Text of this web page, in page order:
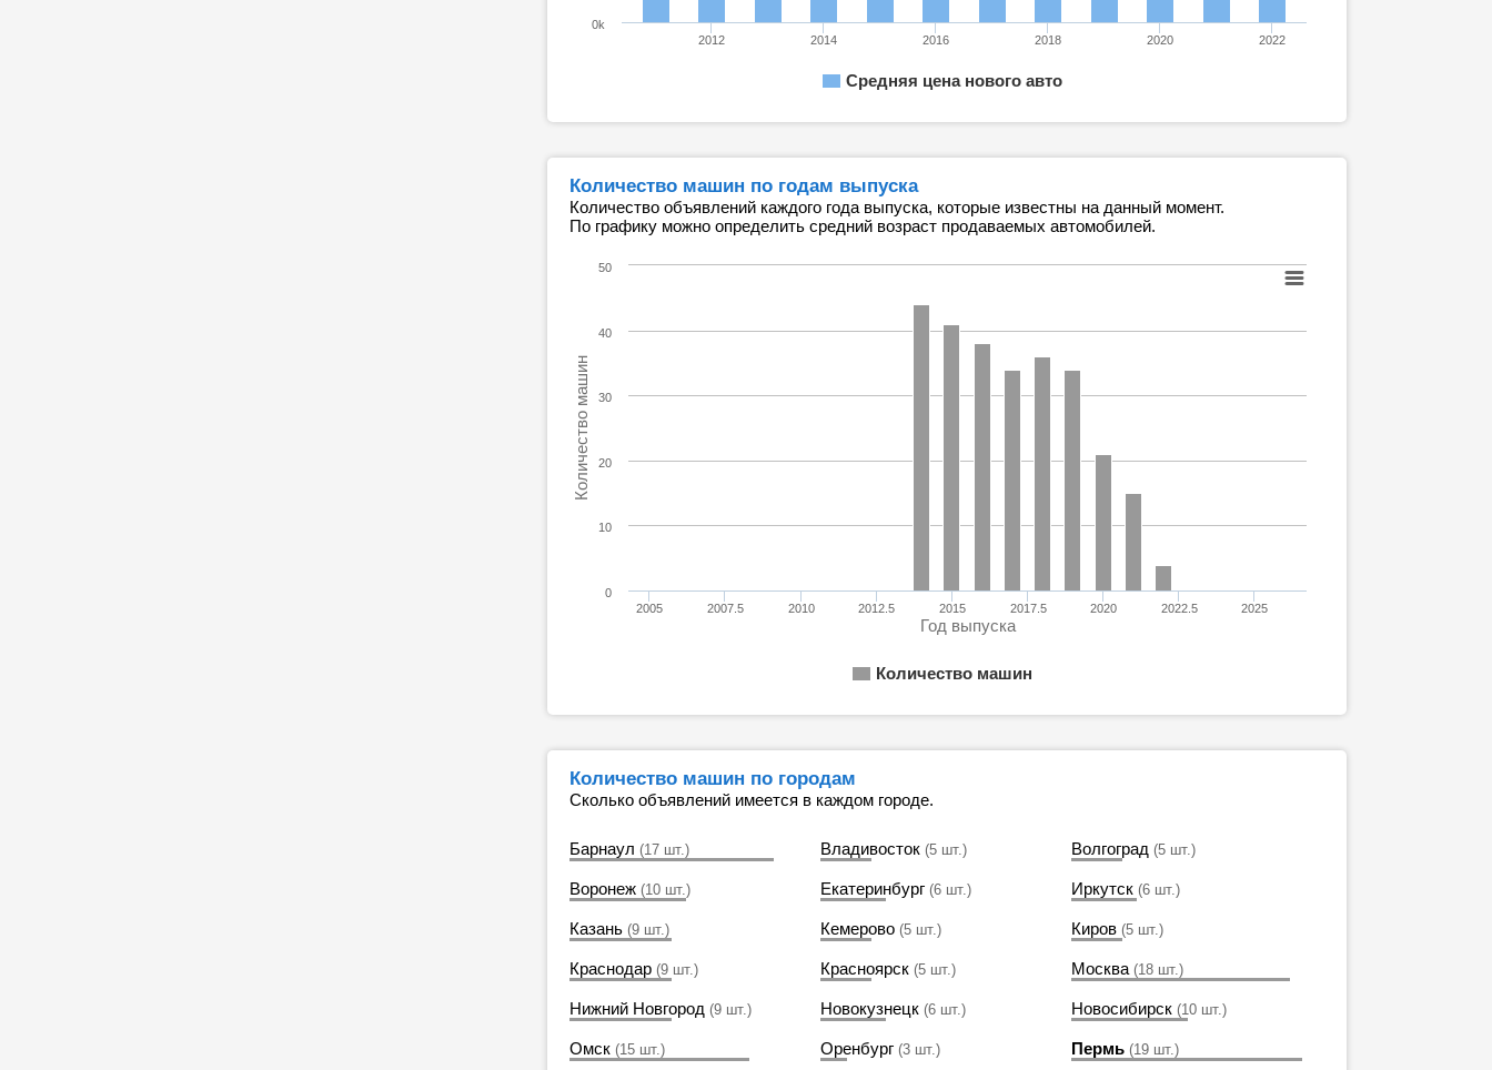
Средняя цена нового авто
2012 2014 2016 2018 2020 2022
0k
Количество машин по годам выпуска
Количество объявлений каждого года выпуска, которые известны на данный момент.
По графику можно определить средний возраст продаваемых автомобилей.
Год выпуска
Количество машин
Количество машин
2005 2007.5 2010 2012.5 2015 2017.5 2020 2022.5 2025
0
10
20
30
40
50
Количество машин по городам
Сколько объявлений имеется в каждом городе.
Барнаул (17 шт.) Владивосток (5 шт.) Волгоград (5 шт.)
Воронеж (10 шт.) Екатеринбург (6 шт.) Иркутск (6 шт.)
Казань (9 шт.) Кемерово (5 шт.) Киров (5 шт.)
Краснодар (9 шт.) Красноярск (5 шт.) Москва (18 шт.)
Нижний Новгород (9 шт.) Новокузнецк (6 шт.) Новосибирск (10 шт.)
Омск (15 шт.) Оренбург (3 шт.) Пермь (19 шт.)